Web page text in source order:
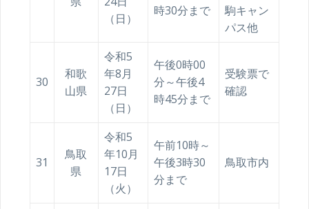
（日）
時30分まで
駒キャン
パス他
30
和歌
山県
令和5
年8月
27日
（日）
午後0時00
分～午後4
時45分まで
受験票で
確認
31
鳥取
県
令和5
年10月
17日
（火）
午前10時～
午後3時30
分まで
鳥取市内